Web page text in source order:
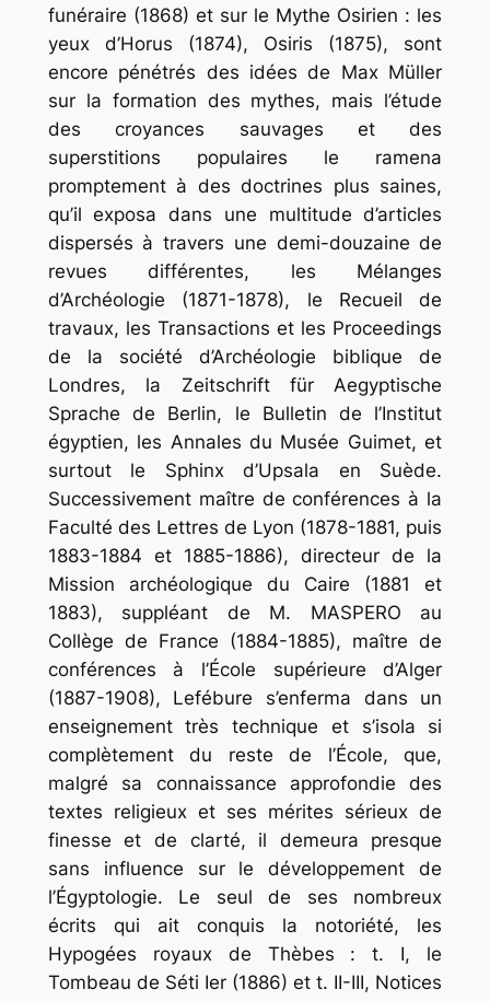
funéraire (1868) et sur le Mythe Osirien : les
yeux
d’Horus (1874), Osiris (1875), sont
encore pénétrés des idées de Max Müller
sur la formation des mythes, mais l’étude
des croyances sauvages et des
superstitions populaires le ramena
promptement à des doctrines plus saines,
qu’il exposa dans une multitude d’articles
dispersés à travers une demi-douzaine de
revues différentes, les Mélanges
d’Archéologie (1871-1878), le Recueil
de
travaux, les Transactions et les Proceedings
de la société d’Archéologie biblique de
Londres, la Zeitschrift für
Aegyptische
Sprache de Berlin, le Bulletin de
l’Institut
égyptien, les Annales du Musée Guimet, et
surtout le Sphinxd’Upsala en Suède.
Successivement maître de conférences à la
Faculté des Lettres de Lyon (1878-1881, puis
1883-1884 et 1885-1886), directeur de la
Mission archéologique du Caire (1881 et
1883), suppléant de M. MASPERO au
Collège de France (1884-1885), maître de
conférences à l’École supérieure d’Alger
(1887-1908), Lefébure s’enferma dans un
enseignement très technique et s’isola si
complètement du reste de l’École, que,
malgré sa connaissance approfondie des
textes religieux et ses mérites sérieux de
finesse et de clarté, il demeura presque
sans influence sur le développement de
l’Égyptologie. Le seul de ses nombreux
écrits qui ait conquis la notoriété, les
Hypogées
royaux de Thèbes :t. I, le
Tombeau de Séti Ier(1886) et t. II-III, Notices